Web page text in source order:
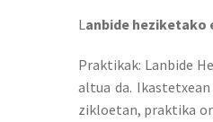
Lanbide heziketako
Praktikak: Lanbide
altua da.
zikloetan, praktika